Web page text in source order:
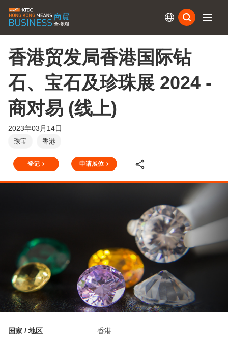
香港贸发局香港国际钻
石、宝石及珍珠展 2024 -
商对易 (线上)
2023年03月14日
珠宝 香港
登记 申请展位
国家 / 地区 香港